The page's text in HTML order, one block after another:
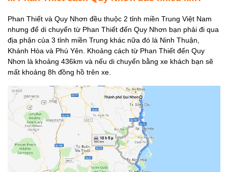
Phan Thiết và Quy Nhơn đều thuộc 2 tỉnh miền Trung Việt Nam
nhưng để di chuyển từ Phan Thiết đến Quy Nhơn bạn phải đi qua
địa phận của 3 tỉnh miền Trung khác nữa đó là Ninh Thuận,
Khánh Hòa và Phú Yên. Khoảng cách từ Phan Thiết đến Quy
Nhơn là khoảng 436km và nếu di chuyển bằng xe khách bạn sẽ
mất khoảng 8h đồng hồ trên xe.